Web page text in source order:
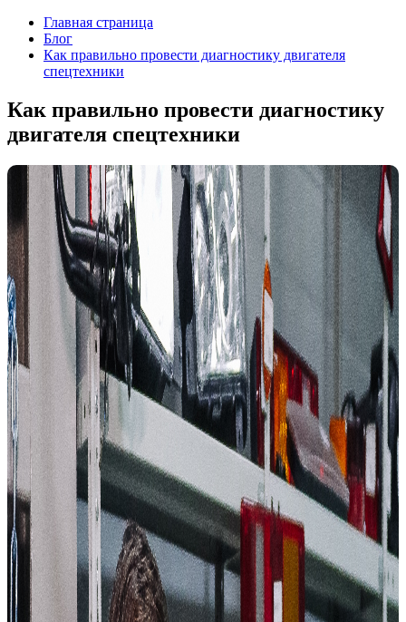
Главная страница
Блог
Как правильно провести диагностику двигателя
спецтехники
Как правильно провести диагностику
двигателя спецтехники